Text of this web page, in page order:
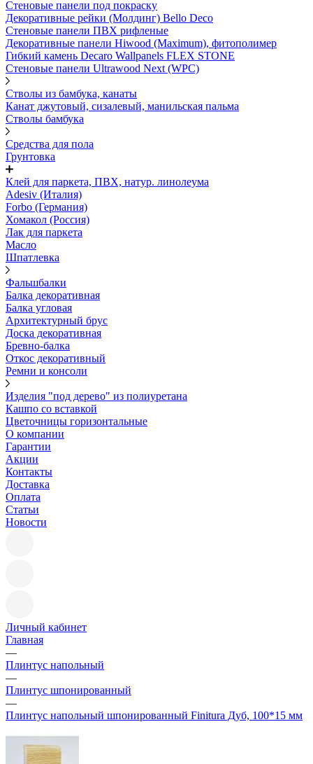
Стеновые панели под покраску
Декоративные рейки (Молдинг) Bello Deco
Стеновые панели ПВХ рифленыe
Декоративные панели Hiwood (Maximum), фитополимер
Гибкий камень Decaro Wallpanels FLEX STONE
Стеновые панели Ultrawood Next (WPC)
Стволы из бамбука, канаты
Канат джутовый, сизалевый, манильская пальма
Стволы бамбука
Средства для пола
Грунтовка
Клей для паркета, ПВХ, натур. линолеума
Adesiv (Италия)
Forbo (Германия)
Хомакол (Россия)
Лак для паркета
Масло
Шпатлевка
Фальшбалки
Балка декоративная
Балка угловая
Архитектурный брус
Доска декоративная
Бревно-балка
Откос декоративный
Ремни и консоли
Изделия "под дерево" из полиуретана
Кашпо со вставкой
Цветочницы горизонтальные
О компании
Гарантии
Акции
Контакты
Доставка
Оплата
Статьи
Новости
Личный кабинет
Главная
—
Плинтус напольный
—
Плинтус шпонированный
—
Плинтус напольный шпонированный Finitura Дуб, 100*15 мм